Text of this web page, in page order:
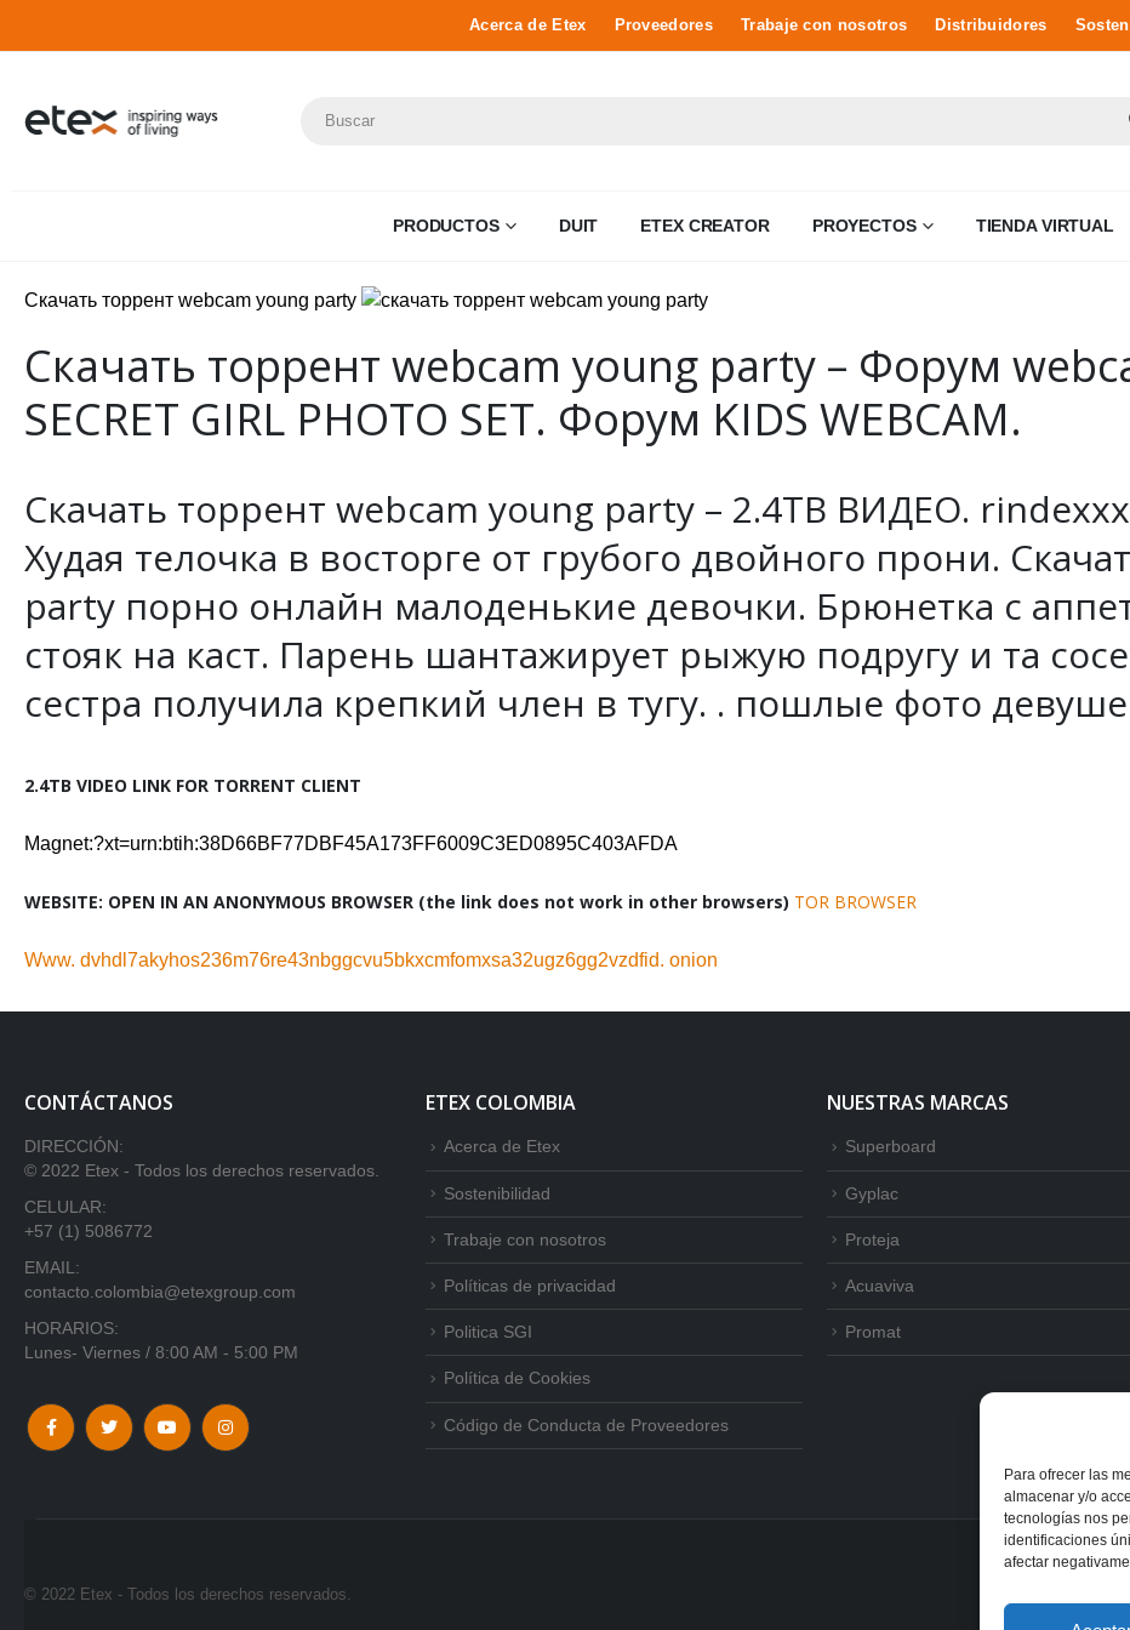
Para ofrecer las
almacenar y/o
tecnologías nos
identificaciones
afectar
Acerca de Etex Proveedores Trabaje con nosotros Distribuidores
PRODUCTOS DUIT ETEX CREATOR PROYECTOS TIENDA VIRTUAL
Скачать торрент webcam young party
Скачать торрент webcam young party – Форум
SECRET GIRL PHOTO SET. Форум KIDS WEBCAM.
Скачать торрент webcam young party – 2.4TB ВИДЕО.
Худая телочка в восторге от грубого двойного прони.
party порно онлайн малоденькие девочки. Брюнетка с
стояк на каст. Парень шантажирует рыжую подругу и та
сестра получила крепкий член в тугу. . пошлые фото
2.4TB VIDEO LINK FOR TORRENT CLIENT
Magnet:?xt=urn:btih:38D66BF77DBF45A173FF6009C3ED0895C403AFDA
WEBSITE: OPEN IN AN ANONYMOUS BROWSER (the link does not work in other browsers) TOR BROWSER
Www. dvhdl7akyhos236m76re43nbggcvu5bkxcmfomxsa32ugz6gg2vzdfid. onion
CONTÁCTANOS
DIRECCIÓN:
© 2022 Etex - Todos los derechos reservados.
CELULAR:
+57 (1) 5086772
EMAIL:
contacto.colombia@etexgroup.com
HORARIOS:
Lunes- Viernes / 8:00 AM - 5:00 PM
ETEX COLOMBIA
Acerca de Etex
Sostenibilidad
Trabaje con nosotros
Políticas de privacidad
Politica SGI
Política de Cookies
Código de Conducta de Proveedores
NUESTRAS MARCAS
Superboard
Gyplac
Proteja
Acuaviva
Promat
© 2022 Etex - Todos los derechos reservados.